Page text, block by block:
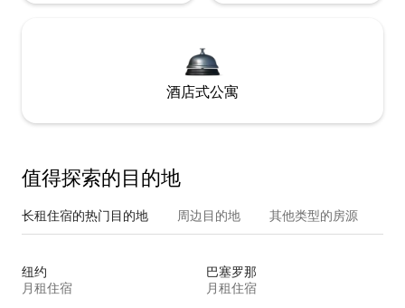
酒店式公寓
值得探索的目的地
长租住宿的热门目的地 周边目的地 其他类型的房源
纽约
月租住宿
巴塞罗那
月租住宿